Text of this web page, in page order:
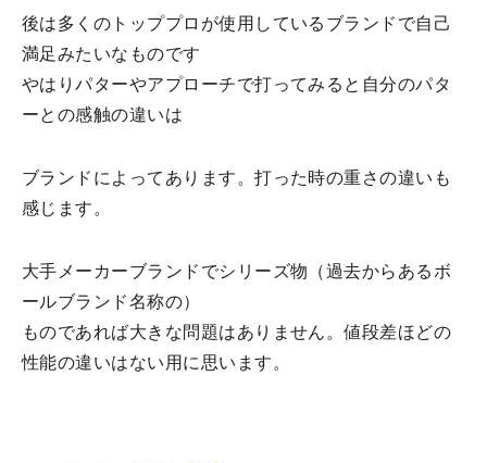
後は多くのトッププロが使用しているブランドで自己
満足みたいなものです
やはりパターやアプローチで打ってみると自分のパタ
ーとの感触の違いは
ブランドによってあります。打った時の重さの違いも
感じます。
大手メーカーブランドでシリーズ物（過去からあるボ
ールブランド名称の）
ものであれば大きな問題はありません。値段差ほどの
性能の違いはない用に思います。